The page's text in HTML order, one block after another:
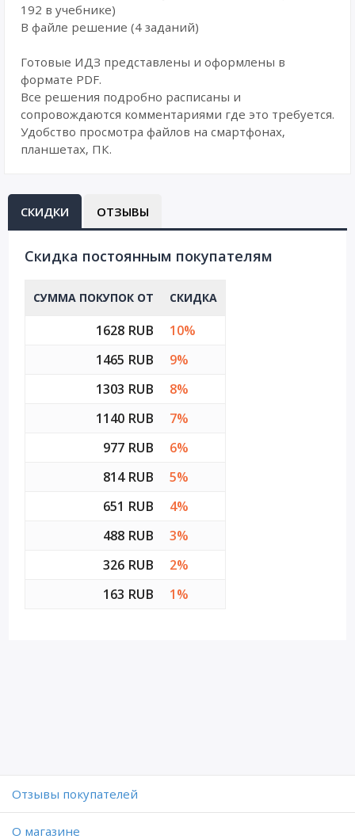
192 в учебнике)
В файле решение (4 заданий)
Готовые ИДЗ представлены и оформлены в
формате PDF.
Все решения подробно расписаны и
сопровождаются комментариями где это требуется.
Удобство просмотра файлов на смартфонах,
планшетах, ПК.
СКИДКИ ОТЗЫВЫ
Cкидка постоянным покупателям
СУММА ПОКУПОК ОТ СКИДКА
1628 RUB
10%
1465 RUB
9%
1303 RUB
8%
1140 RUB
7%
977 RUB
6%
814 RUB
5%
651 RUB
4%
488 RUB
3%
326 RUB
2%
163 RUB
1%
Отзывы покупателей
O магазине